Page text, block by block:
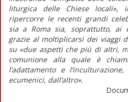
liturgica delle Chiese
ripercorre le recenti grandi
sia a Roma sia, soprattutto, ai
grazie al moltiplicarsi dei viaggi
su «due aspetti che più di altri,
comunione alla quale è
l’adattamento e
ecumenici, dall’altro».